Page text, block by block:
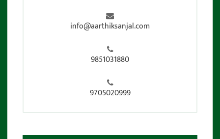
info@aarthiksanjal.com
9851031880
9705020999